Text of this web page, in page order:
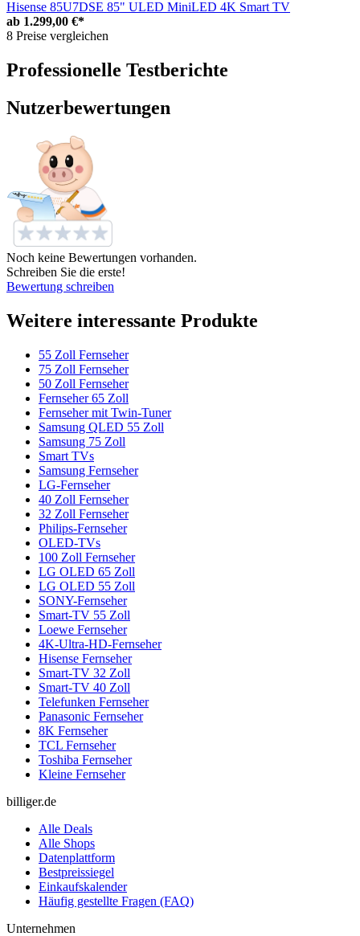
Hisense 85U7DSE 85" ULED MiniLED 4K Smart TV
ab 1.299,00 €*
8 Preise vergleichen
Professionelle Testberichte
Nutzerbewertungen
Noch keine Bewertungen vorhanden.
Schreiben Sie die erste!
Bewertung schreiben
Weitere interessante Produkte
55 Zoll Fernseher
75 Zoll Fernseher
50 Zoll Fernseher
Fernseher 65 Zoll
Fernseher mit Twin-Tuner
Samsung QLED 55 Zoll
Samsung 75 Zoll
Smart TVs
Samsung Fernseher
LG-Fernseher
40 Zoll Fernseher
32 Zoll Fernseher
Philips-Fernseher
OLED-TVs
100 Zoll Fernseher
LG OLED 65 Zoll
LG OLED 55 Zoll
SONY-Fernseher
Smart-TV 55 Zoll
Loewe Fernseher
4K-Ultra-HD-Fernseher
Hisense Fernseher
Smart-TV 32 Zoll
Smart-TV 40 Zoll
Telefunken Fernseher
Panasonic Fernseher
8K Fernseher
TCL Fernseher
Toshiba Fernseher
Kleine Fernseher
billiger.de
Alle Deals
Alle Shops
Datenplattform
Bestpreissiegel
Einkaufskalender
Häufig gestellte Fragen (FAQ)
Unternehmen